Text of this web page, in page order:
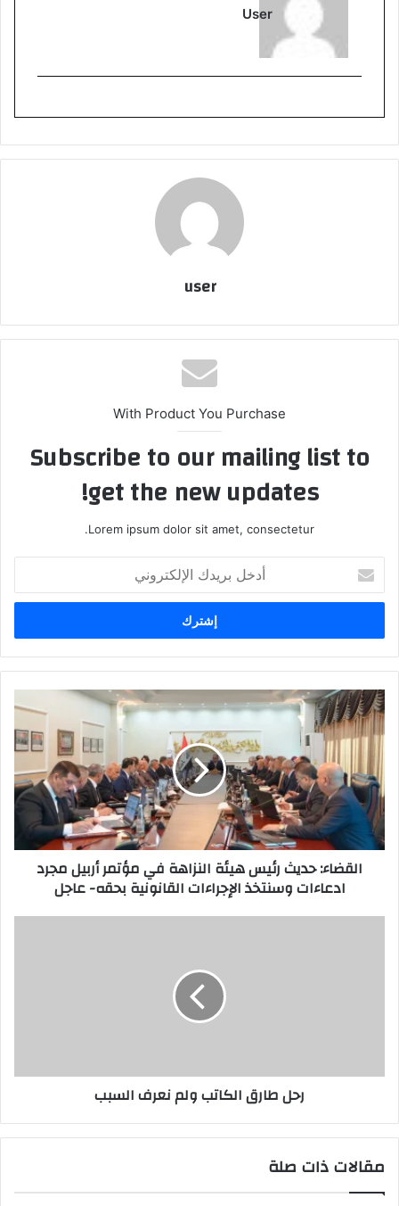
User
user
With Product You Purchase
Subscribe to our mailing list to
get the new updates!
Lorem ipsum dolor sit amet, consectetur.
بريدك
الإلكتروني
القضاء:
حديث
رئيس
هيئة
النزاهة
في
مؤتمر
أربيل
مجرد
ادعاءاتالقضاء: حديث رئيس هيئة النزاهة في مؤتمر أربيل مجرد
ادعاءات وسنتخذ الإجراءات القانونية بحقه- عاجل
رحل طارق الكاتب ولم نعرف السبب
مقالات ذات صلة